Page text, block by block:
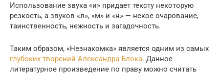
Использование звука «и» придает тексту некоторую
резкость, а звуков «л», «м» и «н» — некое очарование,
таинственность, нежность и загадочность.
Таким образом, «Незнакомка» является одним из самых
глубоких творений Александра Блока. Данное
литературное произведение по праву можно считать